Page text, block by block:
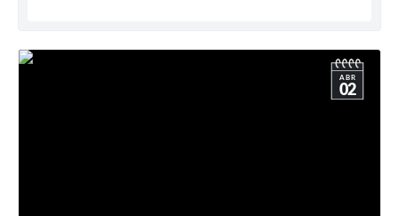
ABR
02